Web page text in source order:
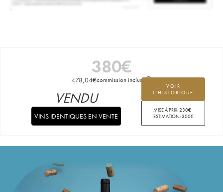
380€
478,04€commission incluse
VOIR
L'HISTORIQUE
MISE À PRIX:230€
ESTIMATION:300€
VENDU
VINS IDENTIQUES EN VENTE